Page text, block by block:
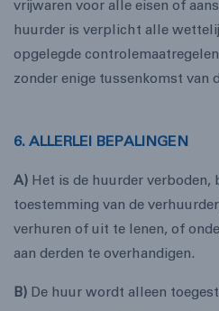
vrijwaren voor alle eisen of
huurder is verplicht alle
opgelegde
zonder enige tussenkomst van
6. ALLERLEI BEPALINGEN
A) Het is de huurder
toestemming van de
verhuren of uit te lenen, of
aan derden te overhandigen.
B) De huur wordt alleen